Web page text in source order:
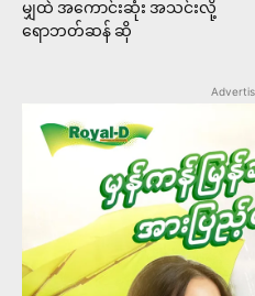
မျှထဲ အကောင်းဆုံး အသင်းလို့
ရောဘတ်ဆန် ဆို